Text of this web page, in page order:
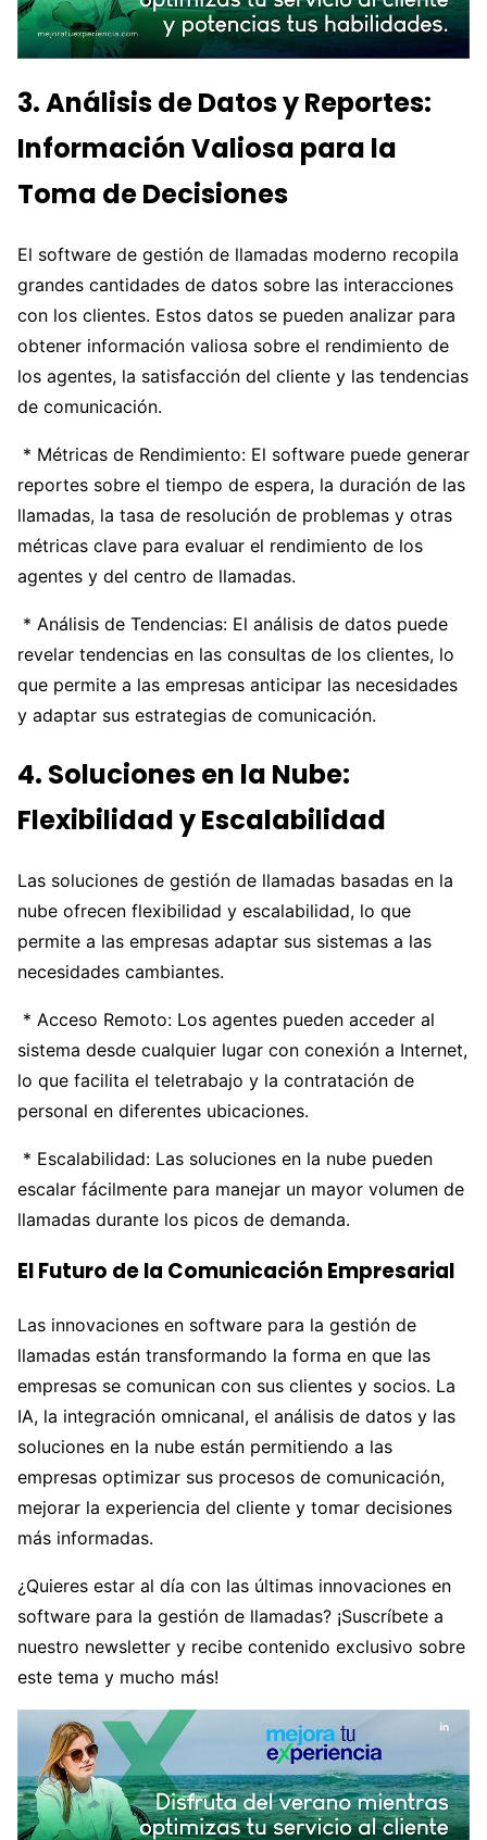
3. Análisis de Datos y Reportes:
Información Valiosa para la
Toma de Decisiones
El software de gestión de llamadas moderno recopila
grandes cantidades de datos sobre las interacciones
con los clientes. Estos datos se pueden analizar para
obtener información valiosa sobre el rendimiento de
los agentes, la satisfacción del cliente y las tendencias
de comunicación.
* Métricas de Rendimiento: El software puede generar
reportes sobre el tiempo de espera, la duración de las
llamadas, la tasa de resolución de problemas y otras
métricas clave para evaluar el rendimiento de los
agentes y del centro de llamadas.
* Análisis de Tendencias: El análisis de datos puede
revelar tendencias en las consultas de los clientes, lo
que permite a las empresas anticipar las necesidades
y adaptar sus estrategias de comunicación.
4. Soluciones en la Nube:
Flexibilidad y Escalabilidad
Las soluciones de gestión de llamadas basadas en la
nube ofrecen flexibilidad y escalabilidad, lo que
permite a las empresas adaptar sus sistemas a las
necesidades cambiantes.
* Acceso Remoto: Los agentes pueden acceder al
sistema desde cualquier lugar con conexión a Internet,
lo que facilita el teletrabajo y la contratación de
personal en diferentes ubicaciones.
* Escalabilidad: Las soluciones en la nube pueden
escalar fácilmente para manejar un mayor volumen de
llamadas durante los picos de demanda.
El Futuro de la Comunicación Empresarial
Las innovaciones en software para la gestión de
llamadas están transformando la forma en que las
empresas se comunican con sus clientes y socios. La
IA, la integración omnicanal, el análisis de datos y las
soluciones en la nube están permitiendo a las
empresas optimizar sus procesos de comunicación,
mejorar la experiencia del cliente y tomar decisiones
más informadas.
¿Quieres estar al día con las últimas innovaciones en
software para la gestión de llamadas? ¡Suscríbete a
nuestro newsletter y recibe contenido exclusivo sobre
este tema y mucho más!